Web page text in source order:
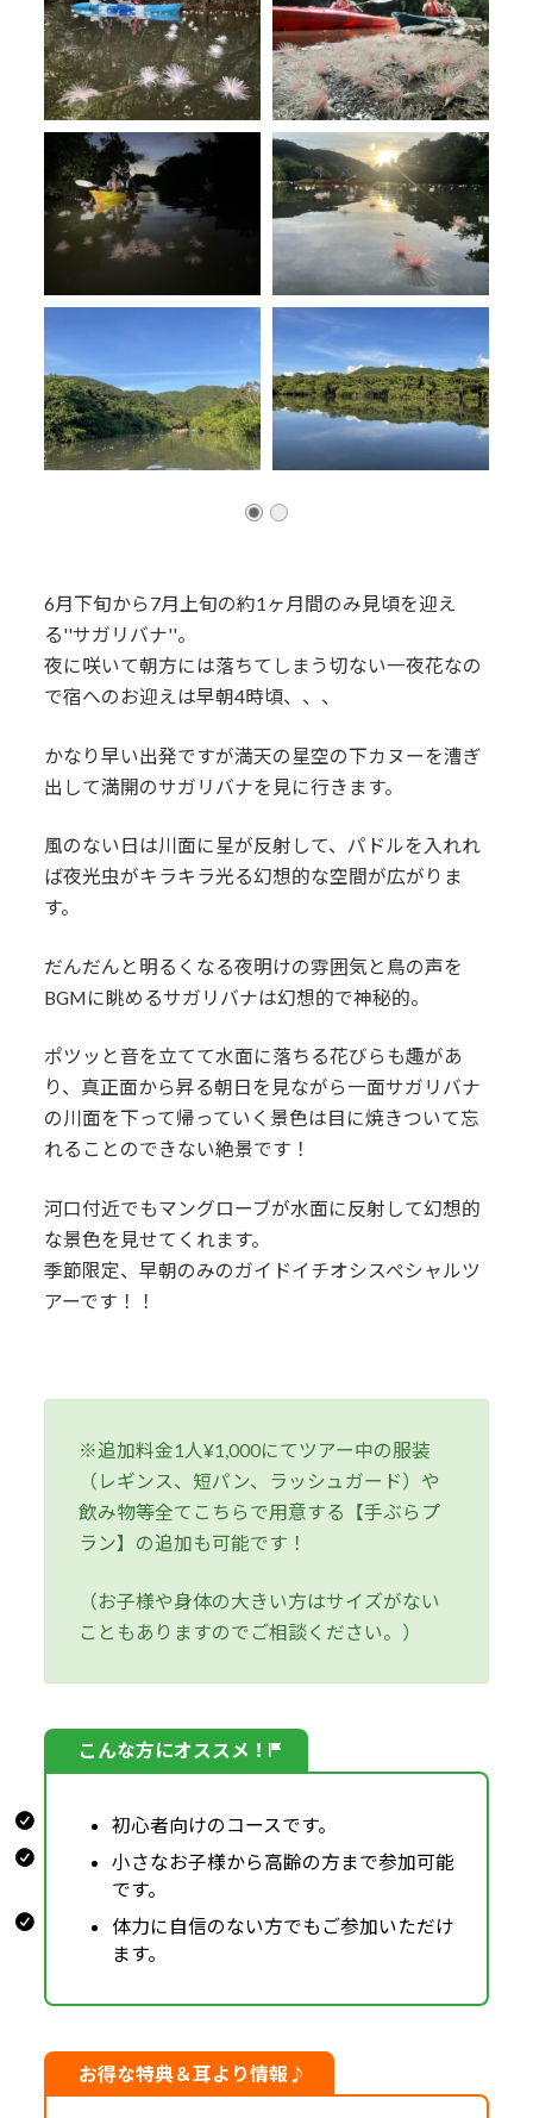
6月下旬から7月上旬の約1ヶ月間のみ見頃を迎え
る''サガリバナ''。
夜に咲いて朝方には落ちてしまう切ない一夜花なの
で宿へのお迎えは早朝4時頃、、、
かなり早い出発ですが満天の星空の下カヌーを漕ぎ
出して満開のサガリバナを見に行きます。
風のない日は川面に星が反射して、パドルを入れれ
ば夜光虫がキラキラ光る幻想的な空間が広がりま
す。
だんだんと明るくなる夜明けの雰囲気と鳥の声を
BGMに眺めるサガリバナは幻想的で神秘的。
ポツッと音を立てて水面に落ちる花びらも趣があ
り、真正面から昇る朝日を見ながら一面サガリバナ
の川面を下って帰っていく景色は目に焼きついて忘
れることのできない絶景です！
河口付近でもマングローブが水面に反射して幻想的
な景色を見せてくれます。
季節限定、早朝のみのガイドイチオシスペシャルツ
アーです！！
※追加料金1人¥1,000にてツアー中の服装
（レギンス、短パン、ラッシュガード）や
飲み物等全てこちらで用意する【手ぶらプ
ラン】の追加も可能です！
（お子様や身体の大きい方はサイズがない
こともありますのでご相談ください。）
こんな方にオススメ！
初心者向けのコースです。
小さなお子様から高齢の方まで参加可能
です。
体力に自信のない方でもご参加いただけ
ます。
お得な特典＆耳より情報♪